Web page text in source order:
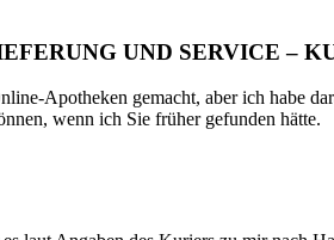
UND SERVICE –
Apotheken gemacht, aber ich habe
wenn ich Sie früher gefunden hätte.